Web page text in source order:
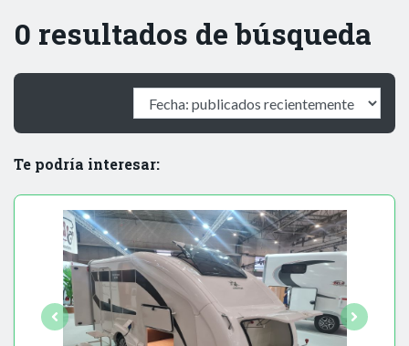
0 resultados de búsqueda
Te podría interesar: